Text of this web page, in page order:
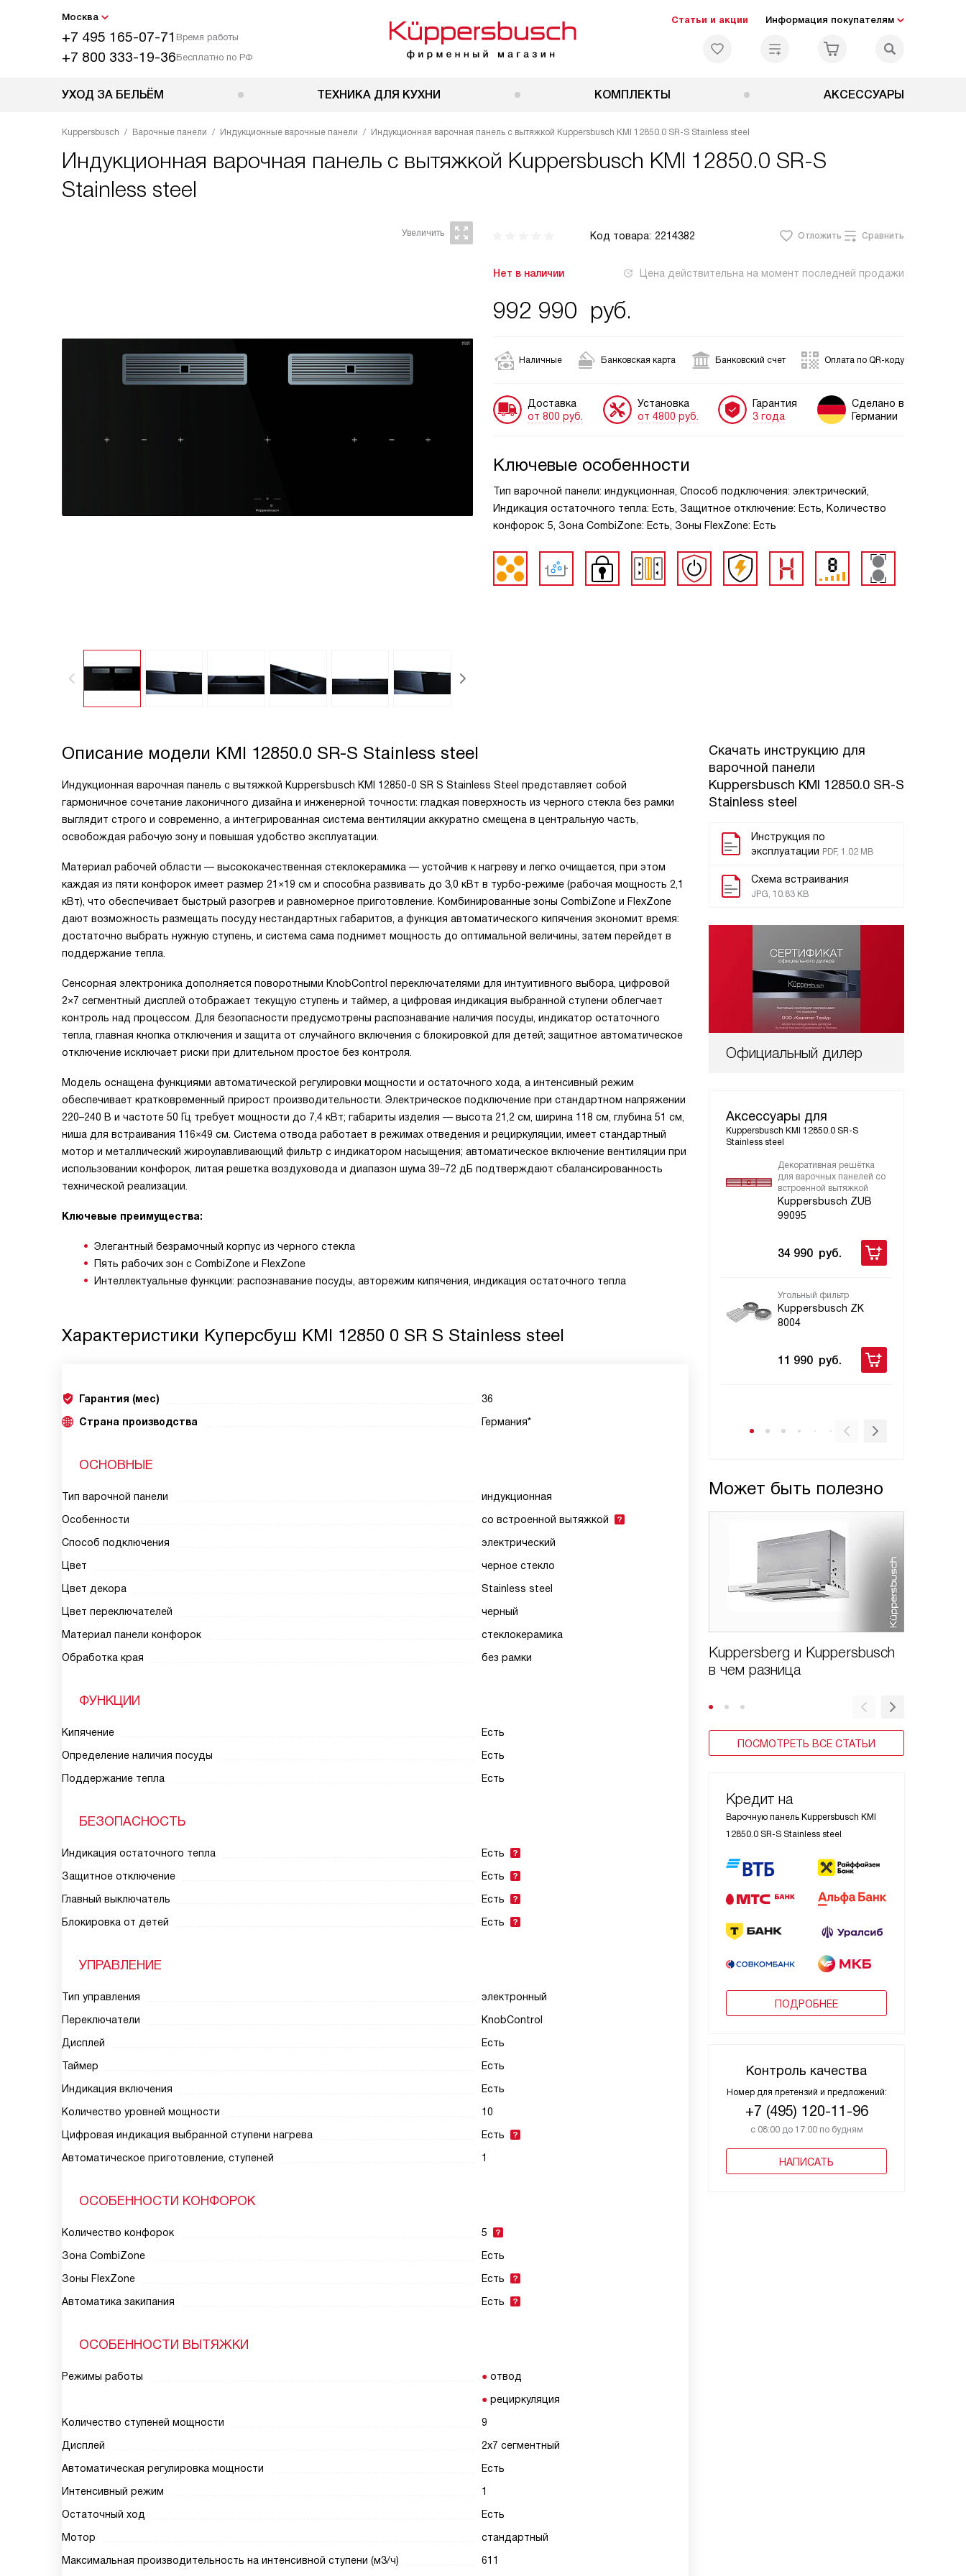
Москва
+7 495 165-07-71 Время работы
+7 800 333-19-36Бесплатно по РФ
Статьи и акции Информация покупателям
УХОД ЗА БЕЛЬЁМ ТЕХНИКА ДЛЯ КУХНИ КОМПЛЕКТЫ АКСЕССУАРЫ
Kuppersbusch Варочные панели Индукционные варочные панели Индукционная варочная панель с вытяжкой Kuppersbusch KMI 12850.0 SR-S Stainless steel
Индукционная варочная панель с вытяжкой Kuppersbusch KMI 12850.0 SR-S
Stainless steel
Код товара: 2214382 Отложить Сравнить
Нет в наличии Цена действительна на момент последней продажи
992 990 руб.
Наличные Банковская карта Банковский счет Оплата по QR-коду
Доставка
от 800 руб.
Установка
от 4800 руб.
Гарантия
3 года
Сделано в
Германии
Ключевые особенности
Тип варочной панели: индукционная, Способ подключения: электрический,
Индикация остаточного тепла: Есть, Защитное отключение: Есть, Количество
конфорок: 5, Зона CombiZone: Есть, Зоны FlexZone: Есть
Скачать инструкцию для
варочной панели
Kuppersbusch KMI 12850.0 SR-S
Stainless steel
Инструкция по
эксплуатации PDF, 1.02 MB
Схема встраивания
JPG, 10.83 KB
Официальный дилер
Аксессуары для
Kuppersbusch KMI 12850.0 SR-S
Stainless steel
Декоративная решётка
для варочных панелей со
встроенной вытяжкой
Kuppersbusch ZUB
99095
34 990 руб.
Угольный фильтр
Kuppersbusch ZK
8004
11 990 руб.
Может быть полезно
Kuppersberg и Kuppersbusch
в чем разница
ПОСМОТРЕТЬ ВСЕ СТАТЬИ
Кредит на
Варочную панель Kuppersbusch KMI
12850.0 SR-S Stainless steel
ПОДРОБНЕЕ
Контроль качества
Номер для претензий и предложений:
+7 (495) 120-11-96
с 08:00 до 17:00 по будням
НАПИСАТЬ
Описание модели KMI 12850.0 SR-S Stainless steel
Индукционная варочная панель с вытяжкой Kuppersbusch KMI 12850-0 SR S Stainless Steel представляет собой
гармоничное сочетание лаконичного дизайна и инженерной точности: гладкая поверхность из черного стекла без рамки
выглядит строго и современно, а интегрированная система вентиляции аккуратно смещена в центральную часть,
освобождая рабочую зону и повышая удобство эксплуатации.
Материал рабочей области — высококачественная стеклокерамика — устойчив к нагреву и легко очищается, при этом
каждая из пяти конфорок имеет размер 21×19 см и способна развивать до 3,0 кВт в турбо-режиме (рабочая мощность 2,1
кВт), что обеспечивает быстрый разогрев и равномерное приготовление. Комбинированные зоны CombiZone и FlexZone
дают возможность размещать посуду нестандартных габаритов, а функция автоматического кипячения экономит время:
достаточно выбрать нужную ступень, и система сама поднимет мощность до оптимальной величины, затем перейдет в
поддержание тепла.
Сенсорная электроника дополняется поворотными KnobControl переключателями для интуитивного выбора, цифровой
2×7 сегментный дисплей отображает текущую ступень и таймер, а цифровая индикация выбранной ступени облегчает
контроль над процессом. Для безопасности предусмотрены распознавание наличия посуды, индикатор остаточного
тепла, главная кнопка отключения и защита от случайного включения с блокировкой для детей; защитное автоматическое
отключение исключает риски при длительном простое без контроля.
Модель оснащена функциями автоматической регулировки мощности и остаточного хода, а интенсивный режим
обеспечивает кратковременный прирост производительности. Электрическое подключение при стандартном напряжении
220–240 В и частоте 50 Гц требует мощности до 7,4 кВт; габариты изделия — высота 21,2 см, ширина 118 см, глубина 51 см,
ниша для встраивания 116×49 см. Система отвода работает в режимах отведения и рециркуляции, имеет стандартный
мотор и металлический жироулавливающий фильтр с индикатором насыщения; автоматическое включение вентиляции при
использовании конфорок, литая решетка воздуховода и диапазон шума 39–72 дБ подтверждают сбалансированность
технической реализации.
Ключевые преимущества:
Элегантный безрамочный корпус из черного стекла
Пять рабочих зон с CombiZone и FlexZone
Интеллектуальные функции: распознавание посуды, авторежим кипячения, индикация остаточного тепла
Характеристики Куперсбуш KMI 12850 0 SR S Stainless steel
Гарантия (мес)
36
Страна производства
Германия*
ОСНОВНЫЕ
Тип варочной панели
индукционная
Особенности
со встроенной вытяжкой
Способ подключения
электрический
Цвет
черное стекло
Цвет декора
Stainless steel
Цвет переключателей
черный
Материал панели конфорок
стеклокерамика
Обработка края
без рамки
ФУНКЦИИ
Кипячение
Есть
Определение наличия посуды
Есть
Поддержание тепла
Есть
БЕЗОПАСНОСТЬ
Индикация остаточного тепла
Есть
Защитное отключение
Есть
Главный выключатель
Есть
Блокировка от детей
Есть
УПРАВЛЕНИЕ
Тип управления
электронный
Переключатели
KnobControl
Дисплей
Есть
Таймер
Есть
Индикация включения
Есть
Количество уровней мощности
10
Цифровая индикация выбранной ступени нагрева
Есть
Автоматическое приготовление, ступеней
1
ОСОБЕННОСТИ КОНФОРОК
Количество конфорок
5
Зона CombiZone
Есть
Зоны FlexZone
Есть
Автоматика закипания
Есть
ОСОБЕННОСТИ ВЫТЯЖКИ
Режимы работы
отвод
рециркуляция
Количество ступеней мощности
9
Дисплей
2х7 сегментный
Автоматическая регулировка мощности
Есть
Интенсивный режим
1
Остаточный ход
Есть
Мотор
стандартный
Максимальная производительность на интенсивной ступени (м3/ч)
611